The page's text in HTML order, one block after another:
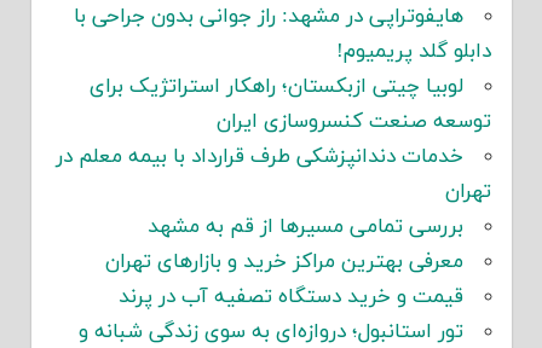
هایفوتراپی در مشهد: راز جوانی بدون جراحی با
دابلو گلد پریمیوم!
لوبیا چیتی ازبکستان؛ راهکار استراتژیک برای
توسعه صنعت کنسروسازی ایران
خدمات دندانپزشکی طرف قرارداد با بیمه معلم در
تهران
بررسی تمامی مسیرها از قم به مشهد
معرفی بهترین مراکز خرید و بازارهای تهران
قیمت و خرید دستگاه تصفیه آب در پرند
تور استانبول؛ دروازه‌ای به سوی زندگی شبانه و